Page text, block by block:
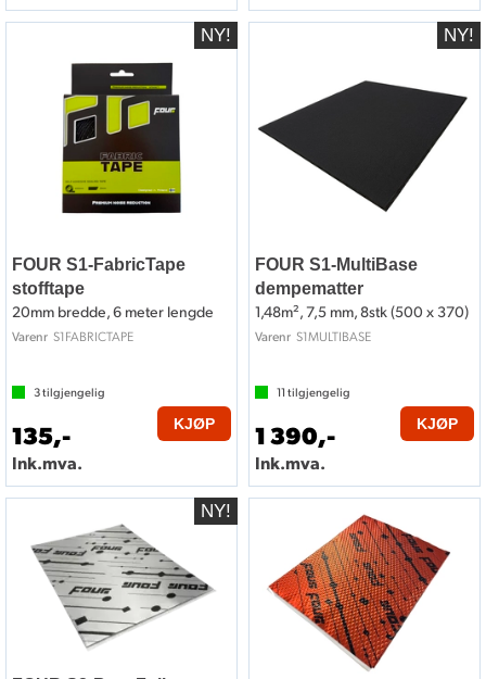
FOUR S1-FabricTape
stofftape
20mm bredde, 6 meter lengde
Varenr S1FABRICTAPE
3tilgjengelig
135,-
Ink.mva.
KJØP
FOUR S1-MultiBase
dempematter
1,48m², 7,5 mm, 8stk (500 x 370)
Varenr S1MULTIBASE
11 tilgjengelig
1 390,-
Ink.mva.
KJØP